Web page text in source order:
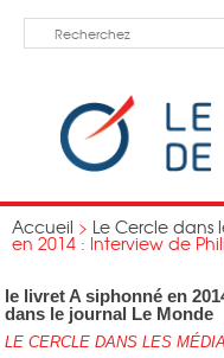
Accueil > Le Cercle dans
en 2014 : Interview de
le livret A siphonné en
dans le journal Le Monde
LE CERCLE DANS LES